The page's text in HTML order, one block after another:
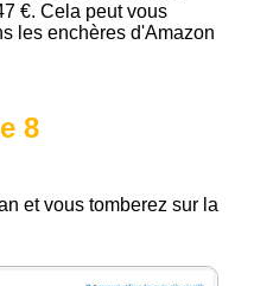
€. Cela peut vous
les enchères d'Amazon
8
et vous tomberez sur la